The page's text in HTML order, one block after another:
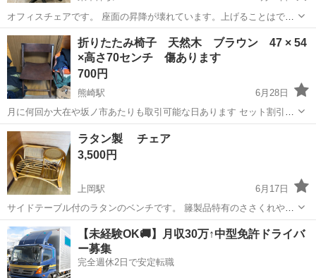
オフィスチェアです。 座面の昇降が壊れています。上げることはでき
ますが、座ると体重で下がります。背もたれ部分ハゲあります。ご理
解頂ける方の購入お願いいたします。 普通に座るだけなら椅子のクッ
ションもそんなにへたってなく、いい...
大分 中津市 東中津駅 椅子
折りたたみ椅子 天然木 ブラウン 47 × 54
×高さ70センチ 傷あります
700円
熊崎駅
6月28日
月に何回か大在や坂ノ市あたりも取引可能な日あります セット割引あ
ります 動物買ってません タバコ吸いません できれば平日、土曜日午
後希望です 中古品は完璧を求める方はご遠慮ください 中古の理解でき
る方 子供服や雑...
大分 臼杵市 熊崎駅
ラタン製 チェア
3,500円
上岡駅
6月17日
サイドテーブル付のラタンのベンチです。 籐製品特有のささくれやイ
タミがあります。 サイズ（約） 幅89×奥行き56×高さ56（ｃｍ） 座
面までの高さ31（ｃｍ） お使い頂ける方がいらっしゃいましたら...
大分 佐伯市 上岡駅 椅子
【未経験OK🚚】月収30万↑中型免許ドライバ
ー募集
完全週休2日で安定転職